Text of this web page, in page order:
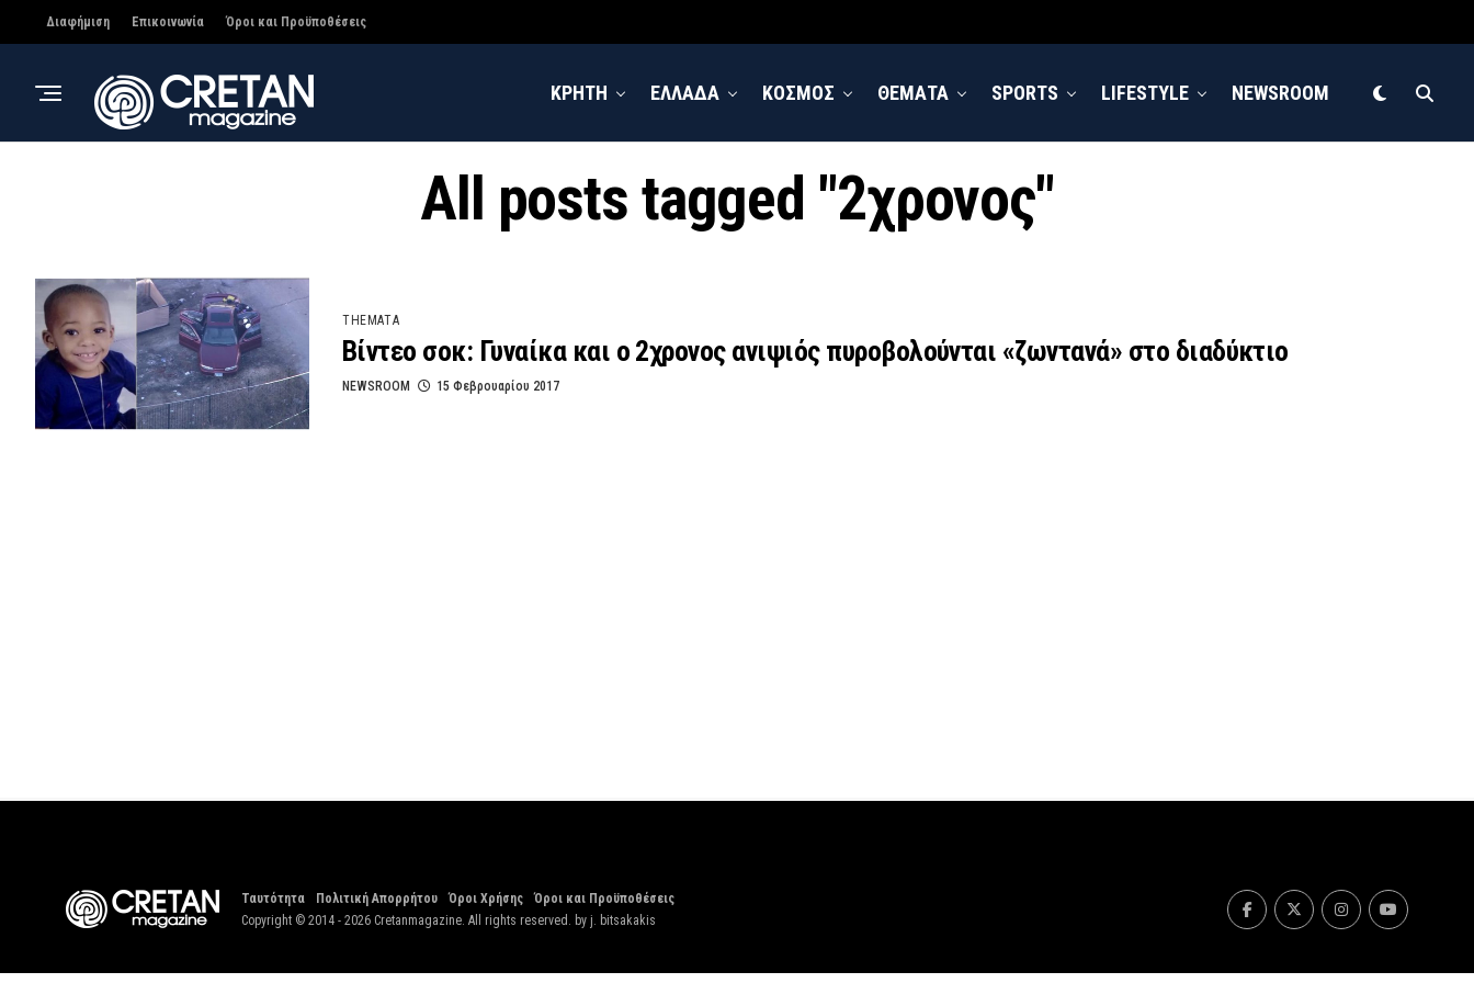
Διαφήμιση Επικοινωνία Όροι και Προϋποθέσεις
ΚΡΗΤΗ ΕΛΛΑΔΑ ΚΟΣΜΟΣ ΘΕΜΑΤΑ SPORTS LIFESTYLE NEWSROOM
All posts tagged "2χρονος"
THEMATA
Βίντεο σοκ: Γυναίκα και ο 2χρονος ανιψιός πυροβολούνται «ζωντανά» στο διαδύκτιο
NEWSROOM 15 Φεβρουαρίου 2017
Ταυτότητα Πολιτική Απορρήτου Όροι Χρήσης
Όροι και Προϋποθέσεις
Copyright © 2014 - 2026 Cretanmagazine. All rights reserved. by j. bitsakakis